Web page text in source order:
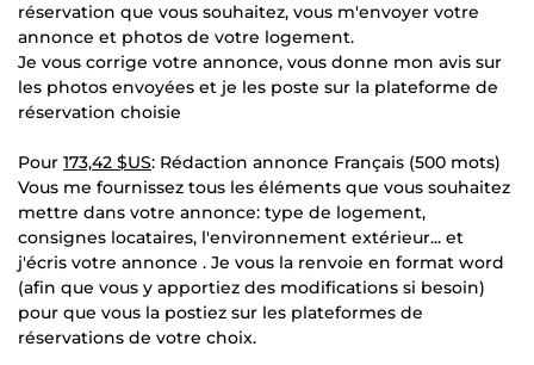
réservation que vous souhaitez, vous m'envoyer votre
annonce et photos de votre logement.
Je vous corrige votre annonce, vous donne mon avis sur
les photos envoyées et je les poste sur la plateforme de
réservation choisie
Pour 173,42 $US: Rédaction annonce Français (500 mots)
Vous me fournissez tous les éléments que vous souhaitez
mettre dans votre annonce: type de logement,
consignes locataires, l'environnement extérieur... et
j'écris votre annonce . Je vous la renvoie en format word
(afin que vous y apportiez des modifications si besoin)
pour que vous la postiez sur les plateformes de
réservations de votre choix.